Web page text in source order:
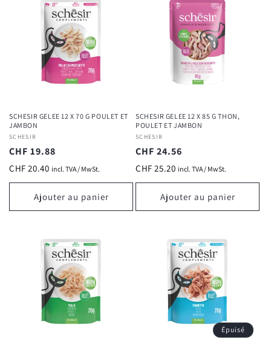
SCHESIR GELEE 12 X 70 G POULET ET
JAMBON
Fournisseur :
SCHESIR
Prix
habituel
CHF 19.88
CHF 20.40 incl. TVA / MwSt.
Ajouter au panier
SCHESIR GELEE 12 X 85 G THON,
POULET ET JAMBON
Fournisseur :
SCHESIR
Prix
habituel
CHF 24.56
CHF 25.20 incl. TVA / MwSt.
Ajouter au panier
Épuisé